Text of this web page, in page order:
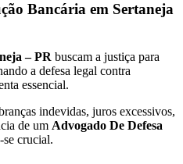
Bancária em Sertaneja
– PR buscam a justiça para
a defesa legal contra
essencial.
indevidas, juros excessivos,
de um Advogado De Defesa
se crucial.